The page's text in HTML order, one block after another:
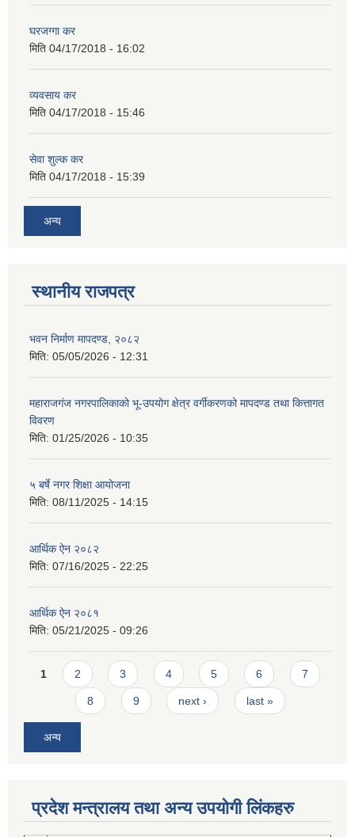
घरजग्गा कर
मिति 04/17/2018 - 16:02
व्यवसाय कर
मिति 04/17/2018 - 15:46
सेवा शुल्क कर
मिति 04/17/2018 - 15:39
अन्य
स्थानीय राजपत्र
भवन निर्माण मापदण्ड, २०८२
मिति: 05/05/2026 - 12:31
महाराजगंज नगरपालिकाको भू-उपयोग क्षेत्र वर्गीकरणको मापदण्ड तथा कित्तागत
विवरण
मिति: 01/25/2026 - 10:35
५ बर्षे नगर शिक्षा आयोजना
मिति: 08/11/2025 - 14:15
आर्थिक ऐन २०८२
मिति: 07/16/2025 - 22:25
आर्थिक ऐन २०८१
मिति: 05/21/2025 - 09:26
Pages
1 2 3 4 5 6 7
8 9 next › last »
अन्य
प्रदेश मन्त्रालय तथा अन्य उपयोगी लिंकहरु